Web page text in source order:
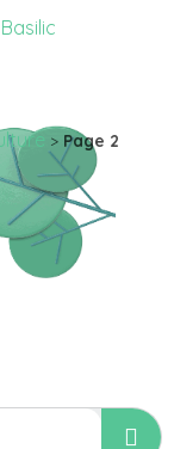
> Page 2